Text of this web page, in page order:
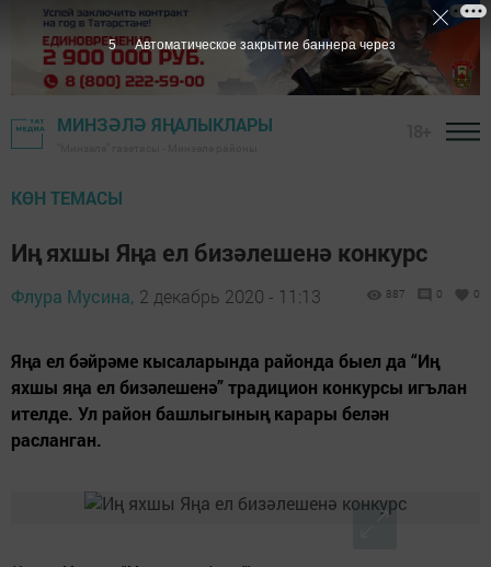
МИНЗӘЛӘ ЯҢАЛЫКЛАРЫ
КӨН ТЕМАСЫ
Иң яхшы Яңа ел бизәлешенә конкурс
Флура Мусина, 2 декабрь 2020 - 11:13 887 0 0
Яңа ел бәйрәме кысаларында районда быел да “Иң
яхшы яңа ел бизәлешенә” традицион конкурсы игълан
ителде. Ул район башлыгының карары белән
расланган.
5 Автоматическое закрытие баннера через